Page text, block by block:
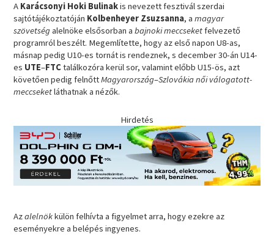
A Karácsonyi Hoki Bulinakis nevezett fesztivál szerdai
sajtótájékoztatóján Kolbenheyer Zsuzsanna, amagyar
szövetségalelnöke elsősorban abajnoki meccseketfelvezető
programról beszélt. Megemlítette, hogy az első napon U8-as,
másnap pedig U10-es tornát is rendeznek, s december 30-án U14-
es UTE–FTCtalálkozóra kerül sor, valamint előbb U15-ös, azt
követően pedig felnőttMagyarország–Szlovákia női válogatott-
meccseketláthatnak a nézők.
Hirdetés
Azalelnökkülön felhívta a figyelmet arra, hogy ezekre az
eseményekre a belépés ingyenes.